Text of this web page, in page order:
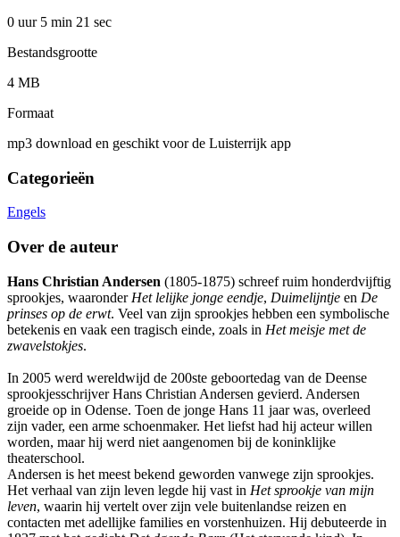
0 uur 5 min 21 sec
Bestandsgrootte
4 MB
Formaat
mp3 download en geschikt voor de Luisterrijk app
Categorieën
Engels
Over de auteur
Hans Christian Andersen (1805-1875) schreef ruim honderdvijftig
sprookjes, waaronder Het lelijke jonge eendje, Duimelijntje en De
prinses op de erwt. Veel van zijn sprookjes hebben een symbolische
betekenis en vaak een tragisch einde, zoals in Het meisje met de
zwavelstokjes.
In 2005 werd wereldwijd de 200ste geboortedag van de Deense
sprookjesschrijver Hans Christian Andersen gevierd. Andersen
groeide op in Odense. Toen de jonge Hans 11 jaar was, overleed
zijn vader, een arme schoenmaker. Het liefst had hij acteur willen
worden, maar hij werd niet aangenomen bij de koninklijke
theaterschool.
Andersen is het meest bekend geworden vanwege zijn sprookjes.
Het verhaal van zijn leven legde hij vast in Het sprookje van mijn
leven, waarin hij vertelt over zijn vele buitenlandse reizen en
contacten met adellijke families en vorstenhuizen. Hij debuteerde in